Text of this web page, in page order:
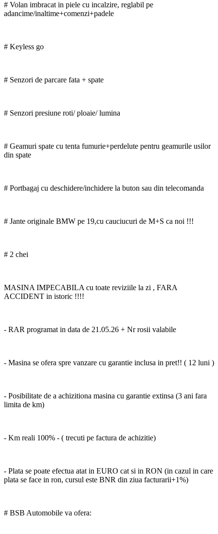
# Volan imbracat in piele cu incalzire, reglabil pe
adancime/inaltime+comenzi+padele
# Keyless go
# Senzori de parcare fata + spate
# Senzori presiune roti/ ploaie/ lumina
# Geamuri spate cu tenta fumurie+perdelute pentru geamurile usilor
din spate
# Portbagaj cu deschidere/inchidere la buton sau din telecomanda
# Jante originale BMW pe 19,cu cauciucuri de M+S ca noi !!!
# 2 chei
MASINA IMPECABILA cu toate reviziile la zi , FARA
ACCIDENT in istoric !!!!
- RAR programat in data de 21.05.26 + Nr rosii valabile
- Masina se ofera spre vanzare cu garantie inclusa in pret!! ( 12 luni )
- Posibilitate de a achizitiona masina cu garantie extinsa (3 ani fara
limita de km)
- Km reali 100% - ( trecuti pe factura de achizitie)
- Plata se poate efectua atat in EURO cat si in RON (in cazul in care
plata se face in ron, cursul este BNR din ziua facturarii+1%)
# BSB Automobile va ofera: